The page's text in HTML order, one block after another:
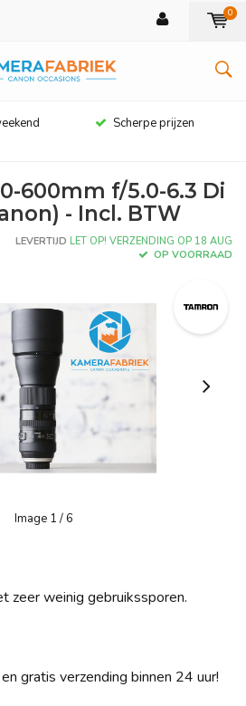
0
Scherpe prijzen
600mm f/5.0-6.3 Di
- Incl. BTW
LEVERTIJD LET OP! VERZENDING OP 18 AUG
OP VOORRAAD
Image 1 / 6
zeer weinig gebruikssporen.
gratis verzending binnen 24 uur!